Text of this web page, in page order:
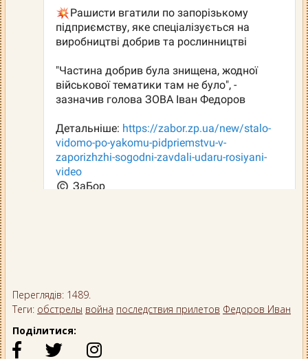
Переглядів: 1489.
Теги: обстрелы война последствия прилетов Федоров Иван
Поділитися: